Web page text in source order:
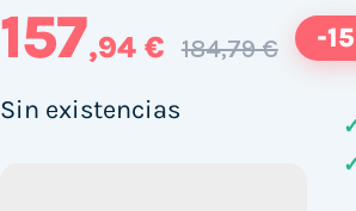
157,94 € 184,79 € -
Sin existencias